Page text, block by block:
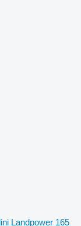
Landpower 165